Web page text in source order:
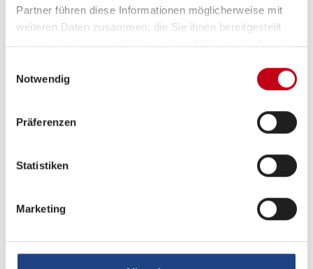
Partner führen diese Informationen möglicherweise mit
weiteren Daten zusammen, die Sie ihnen bereitgestellt
haben oder die sie im Rahmen Ihrer Nutzung der Dienste
Notwendig
Präferenzen
Statistiken
Marketing
Grundrissbeschreibung
Doppel-/franz. Bett, ab 2 Schlafplätze